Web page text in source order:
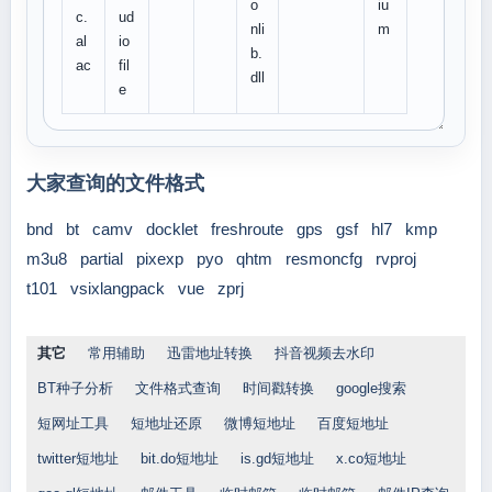
c.
al
ac
ud
io
fil
e
o
nli
b.
dll
iu
m
大家查询的文件格式
bnd bt camv docklet freshroute gps gsf hl7
kmp
m3u8
partial pixexp pyo qhtm resmoncfg
rvproj
t101
vsixlangpack vue zprj
其它 常用辅助 迅雷地址转换 抖音视频去水印
BT种子分析 文件格式查询 时间戳转换 google搜索
短网址工具 短地址还原 微博短地址 百度短地址
twitter短地址 bit.do短地址 is.gd短地址 x.co短地址